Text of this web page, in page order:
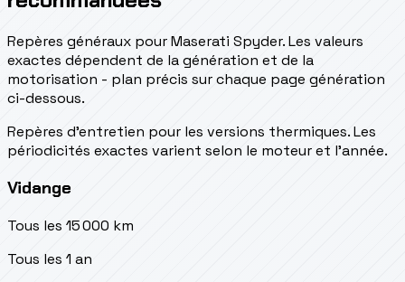
Repères généraux pour Maserati Spyder. Les valeurs
exactes dépendent de la génération et de la
motorisation - plan précis sur chaque page génération
ci-dessous.
Repères d’entretien pour les versions thermiques. Les
périodicités exactes varient selon le moteur et l’année.
Vidange
Tous les 15 000 km
Tous les 1 an